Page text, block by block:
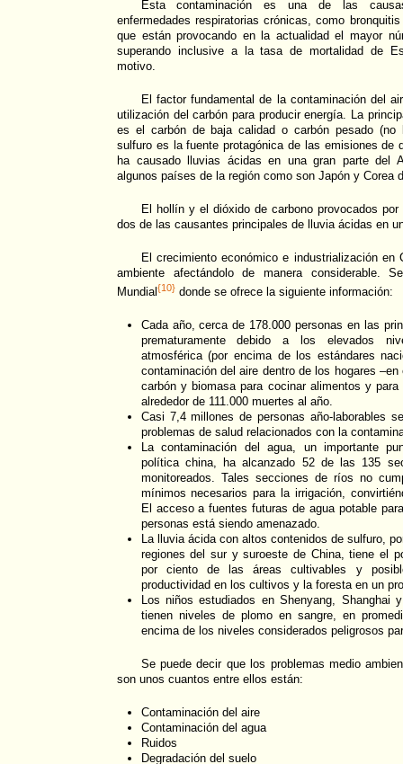
Esta contaminación es una de las
enfermedades respiratorias crónicas, como
que están provocando en la actualidad el mayor
superando inclusive a la tasa de mortalidad de
motivo.
El factor fundamental de la contaminación del
utilización del carbón para producir energía. La
es el carbón de baja calidad o carbón pesado (no
sulfuro es la fuente protagónica de las emisiones de
ha causado lluvias ácidas en una gran parte del
algunos países de la región como son Japón y Corea
El hollín y el dióxido de carbono provocados
dos de las causantes principales de lluvia ácidas en
El crecimiento económico e industrialización en
ambiente afectándolo de manera considerable.
Mundial{10} donde se ofrece la siguiente información:
Cada año, cerca de 178.000 personas en las
prematuramente debido a los elevados
atmosférica (por encima de los estándares
contaminación del aire dentro de los hogares
carbón y biomasa para cocinar alimentos y
alrededor de 111.000 muertes al año.
Casi 7,4 millones de personas año-laborables
problemas de salud relacionados con la
La contaminación del agua, un importante
política china, ha alcanzado 52 de las 135
monitoreados. Tales secciones de ríos no
mínimos necesarios para la irrigación,
El acceso a fuentes futuras de agua potable
personas está siendo amenazado.
La lluvia ácida con altos contenidos de sulfuro,
regiones del sur y suroeste de China, tiene el
por ciento de las áreas cultivables y
productividad en los cultivos y la foresta en un
Los niños estudiados en Shenyang, Shanghai
tienen niveles de plomo en sangre, en
encima de los niveles considerados peligrosos
Se puede decir que los problemas medio
son unos cuantos entre ellos están:
Contaminación del aire
Contaminación del agua
Ruidos
Degradación del suelo